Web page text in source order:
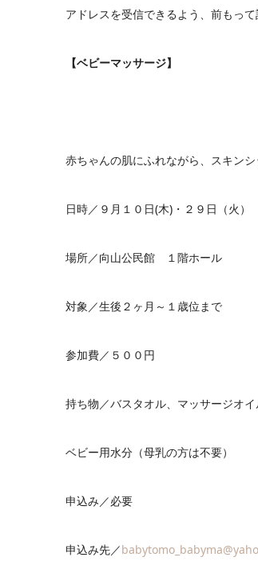
アドレスを受信できるよう、前もって
【ベビーマッサージ】
赤ちゃんの肌にふれながら、スキン
日時／９月１０日(木)・２９日（火
場所／向山公民館 １階ホール
対象／生後２ヶ月～１歳位まで
参加費／５００円
持ち物／バスタオル、マッサージオ
ベビー用水分（母乳の方は不要）
申込み／必要
申込み先／